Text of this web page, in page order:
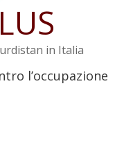
i crimini di guerra
in Italia
l’occupazione